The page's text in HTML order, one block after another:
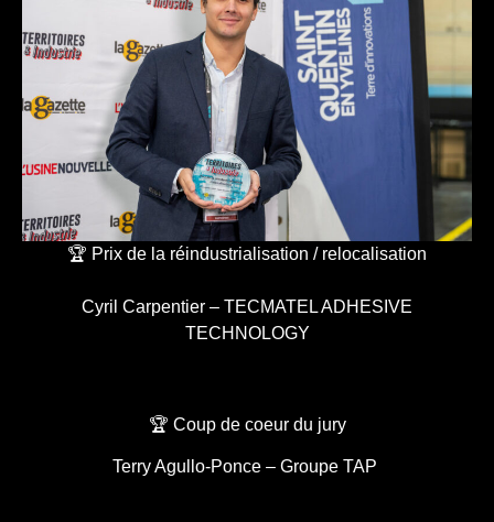
🏆 Prix de la réindustrialisation / relocalisation
Cyril Carpentier – TECMATEL ADHESIVE
TECHNOLOGY
🏆 Coup de coeur du jury
Terry Agullo-Ponce – Groupe TAP